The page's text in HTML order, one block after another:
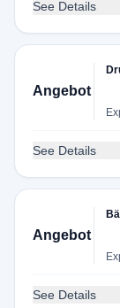
See Details
Angebot
See Details
Angebot
See Details